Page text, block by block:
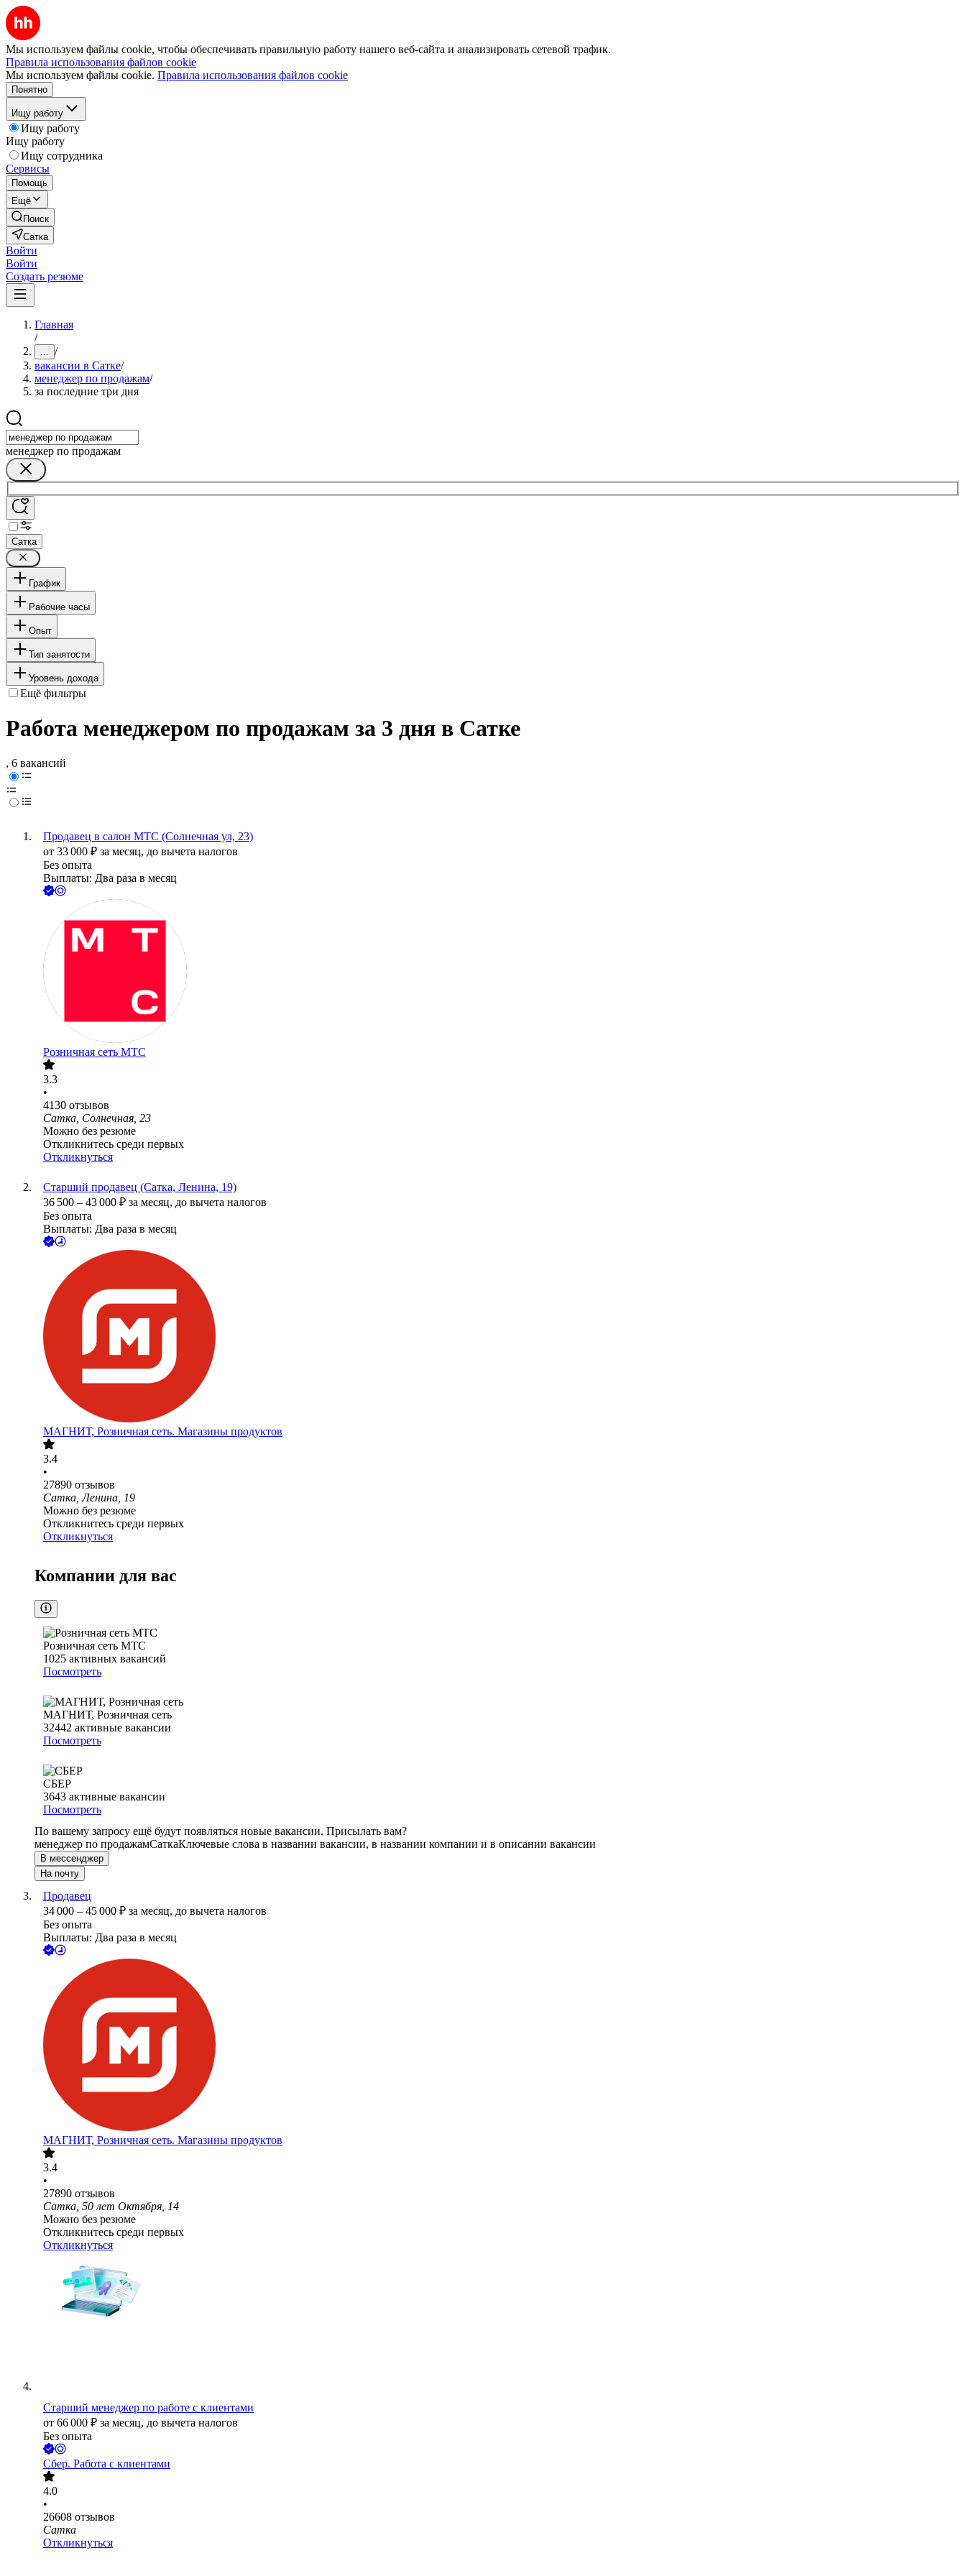
Мы используем файлы cookie, чтобы обеспечивать правильную работу нашего веб-сайта и анализировать сетевой трафик.
Правила использования файлов cookie
Мы используем файлы cookie. Правила использования файлов cookie
Понятно
Ищу работу
Ищу работу
Ищу работу
Ищу сотрудника
Сервисы
Помощь
Ещё
Поиск
Сатка
Войти
Войти
Создать резюме
Главная
/
... /
вакансии в Сатке/
менеджер по продажам/
за последние три дня
менеджер по продажам
Сатка
График
Рабочие часы
Опыт
Тип занятости
Уровень дохода
Ещё фильтры
Работа менеджером по продажам за 3 дня в Сатке
, 6 вакансий
Продавец в салон МТС (Солнечная ул, 23)
от 33 000 ₽ за месяц, до вычета налогов
Без опыта
Выплаты: Два раза в месяц
Розничная сеть МТС
3.3
•
4130 отзывов
Сатка, Солнечная, 23
Можно без резюме
Откликнитесь среди первых
Откликнуться
Старший продавец (Сатка, Ленина, 19)
36 500 – 43 000 ₽ за месяц, до вычета налогов
Без опыта
Выплаты: Два раза в месяц
МАГНИТ, Розничная сеть. Магазины продуктов
3.4
•
27890 отзывов
Сатка, Ленина, 19
Можно без резюме
Откликнитесь среди первых
Откликнуться
Компании для вас
Розничная сеть МТС
1025 активных вакансий
Посмотреть
МАГНИТ, Розничная сеть
32442 активные вакансии
Посмотреть
СБЕР
3643 активные вакансии
Посмотреть
По вашему запросу ещё будут появляться новые вакансии. Присылать вам?
менеджер по продажамСаткаКлючевые слова в названии вакансии, в названии компании и в описании вакансии
В мессенджер
На почту
Продавец
34 000 – 45 000 ₽ за месяц, до вычета налогов
Без опыта
Выплаты: Два раза в месяц
МАГНИТ, Розничная сеть. Магазины продуктов
3.4
•
27890 отзывов
Сатка, 50 лет Октября, 14
Можно без резюме
Откликнитесь среди первых
Откликнуться
Старший менеджер по работе с клиентами
от 66 000 ₽ за месяц, до вычета налогов
Без опыта
Сбер. Работа с клиентами
4.0
•
26608 отзывов
Сатка
Откликнуться